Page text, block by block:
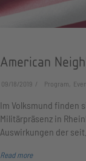
American
09/18/2019 Program,
Im Volksmund finden
Militärpräsenz in
Auswirkungen der seit…
Read more